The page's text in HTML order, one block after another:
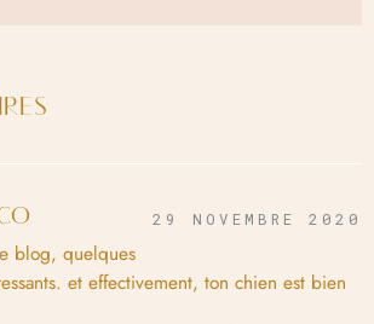
29 NOVEMBRE 2020
blog, quelques
et effectivement, ton chien est bien